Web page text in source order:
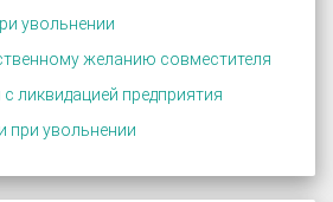
увольнении
желанию совместителя
ликвидацией предприятия
при увольнении